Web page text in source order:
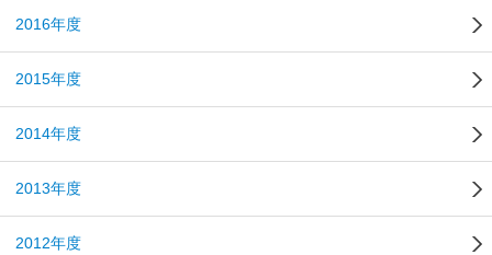
2016年度
2015年度
2014年度
2013年度
2012年度